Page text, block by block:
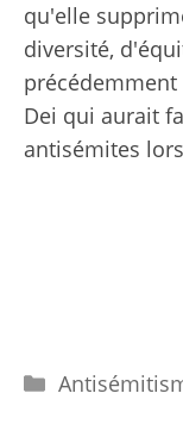
qu'elle
diversité,
Dei qui aurait
antisémites
Catégories